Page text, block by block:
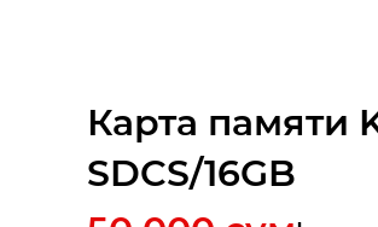
Карта памяти
SDCS/16GB